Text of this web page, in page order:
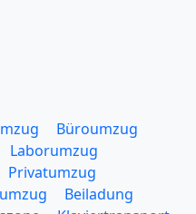
Büroumzug
Laborumzug
Privatumzug
Beiladung